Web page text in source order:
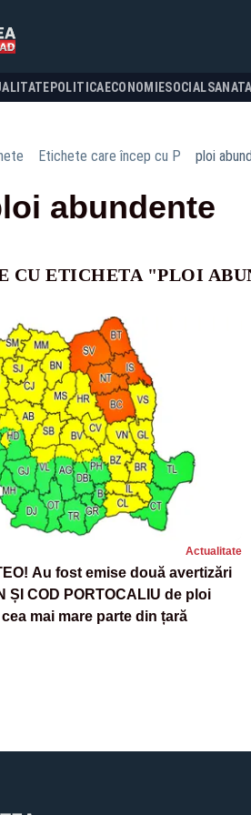
POLITICA ECONOMIESOCIAL
Etichete care încep cu P ploi
abundente
CU ETICHETA "PLOI
Actualitate
Au fost emise două avertizări
ȘI COD PORTOCALIU de ploi
mai mare parte din țară